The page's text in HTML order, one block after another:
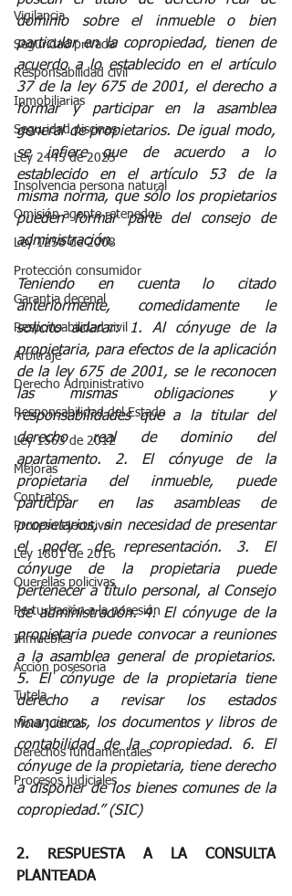
Vigilancia
Seguridad privada
Responsabilidad civil
Inmobiliarias
Seguridad piscinas
Ley 2445 de 2025
Insolvencia persona natural
Omisión agente retenedor
Ley 1258 de 2008
Protección consumidor
Garantia decenal
Responsabilidad civil
Arbitraje
Derecho Administrativo
Responsabilidad del Estado
Ley 1563 de 2012
Mejoras
Contratos
Proceso ejecutivo
Ley 1801 de 2016
Querellas policivas
Perturbación a la posesión
Inmuebles
Acción posesoria
Tutela
Mora judicial
Derechos fundamentales
Procesos judiciales
dominio sobre el inmueble o bien
particular en la copropiedad, tienen de
acuerdo a lo establecido en el artículo
37 de la ley 675 de 2001, el derecho a
formar y participar en la asamblea
general de propietarios. De igual modo,
se infiere que de acuerdo a lo
establecido en el artículo 53 de la
misma norma, que sólo los propietarios
pueden formar parte del consejo de
administración.
Teniendo en cuenta lo citado
anteriormente, comedidamente le
solicito aclarar: 1. Al cónyuge de la
propietaria, para efectos de la aplicación
de la ley 675 de 2001, se le reconocen
las mismas obligaciones y
responsabilidades que a la titular del
derecho real de dominio del
apartamento. 2. El cónyuge de la
propietaria del inmueble, puede
participar en las asambleas de
propietarios, sin necesidad de presentar
el poder de representación. 3. El
cónyuge de la propietaria puede
pertenecer a título personal, al Consejo
de administración. 4. El cónyuge de la
propietaria puede convocar a reuniones
a la asamblea general de propietarios.
5. El cónyuge de la propietaria tiene
derecho a revisar los estados
financieros, los documentos y libros de
contabilidad de la copropiedad. 6. El
cónyuge de la propietaria, tiene derecho
a disponer de los bienes comunes de la
copropiedad.” (SIC)
2. RESPUESTA A LA CONSULTA
PLANTEADA